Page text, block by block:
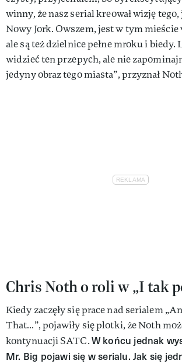
winny, że nasz serial kreował wizję
Nowy Jork. Owszem, jest w tym
ale są też dzielnice pełne mroku i biedy.
widzieć ten przepych, ale nie
jedyny obraz tego miasta”, przyznał
Chris Noth o roli w „I tak
Kiedy zaczęły się prace nad serialem
That…”, pojawiły się plotki, że Noth
kontynuacji SATC.W końcu jednak
Mr. Big pojawi się w serialu. Jak się